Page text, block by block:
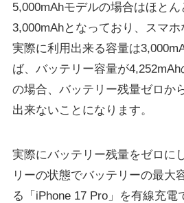
5,000mAhモデルの場合はほと
3,000mAhとなっており、スマ
実際に利用出来る容量は
ば、バッテリー容量が4,252mAh
の場合、バッテリー残量ゼロか
出来ないことになります。
実際にバッテリー残量をゼロに
リーの状態でバッテリーの最大
る「iPhone 17 Pro」を有線充電